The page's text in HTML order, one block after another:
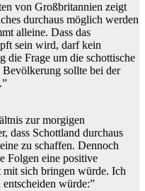
von Großbritannien zeigt
durchaus möglich werden
alleine. Dass das
sein wird, darf kein
die Frage um die schottische
sollte bei der
zur morgigen
dass Schottland durchaus
zu schaffen. Dennoch
Folgen eine positive
sich bringen würde. Ich
würde:”